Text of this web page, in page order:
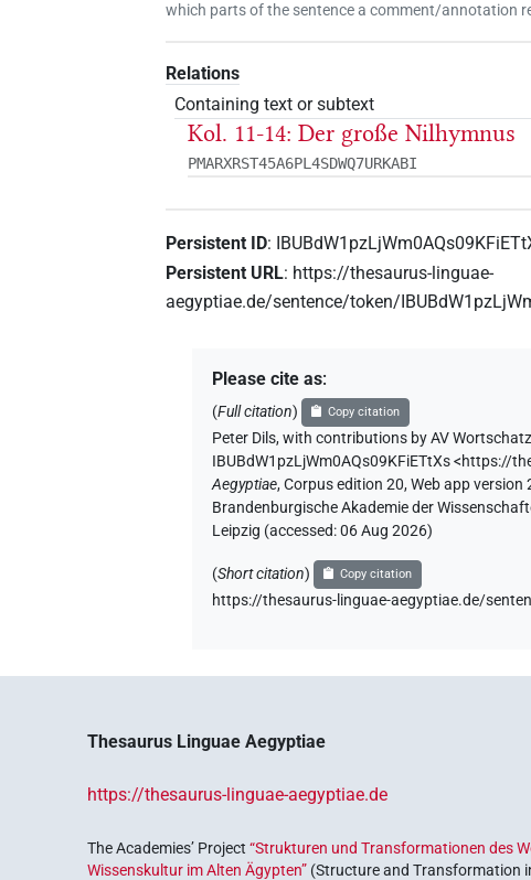
which parts of the sentence a comment/annotation
Relations
Containing text or subtext
Kol. 11-14: Der große Nilhymnus
PMARXRST45A6PL4SDWQ7URKABI
Persistent ID:
Persistent URL: https://thesaurus-linguae-
aegyptiae.de/sentence/token/
Please cite as:
(Full citation) Copy citation
Peter Dils,with contributions by AV
IBUBdW1pzLjWm0AQs09KFiETtXs <https://
Aegyptiae,Corpus edition 20, Web app
Brandenburgische Akademie der
Leipzig (accessed:06 Aug 2026)
(Short citation) Copy citation
https://thesaurus-linguae-aegyptiae.de/
Thesaurus Linguae Aegyptiae
https://thesaurus-linguae-aegyptiae.de
The Academies’ Project“Strukturen und Transformationen des
Wissenskultur im Alten Ägypten” (Structure and Transformation